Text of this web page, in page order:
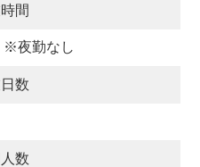
間
※夜勤なし
数
数